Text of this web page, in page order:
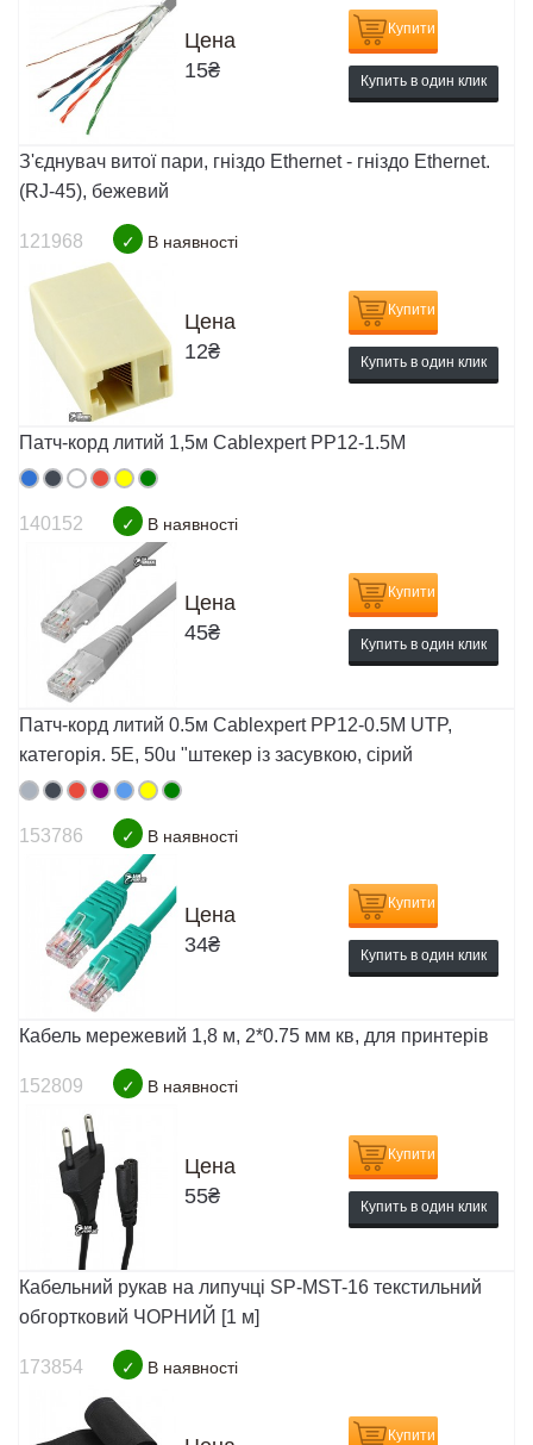
Цена
15₴
Купити
Купить в один клик
З'єднувач витої пари, гніздо Ethernet - гніздо Ethernet.
(RJ-45), бежевий
121968 ✓ В наявності
Цена
12₴
Купити
Купить в один клик
Патч-корд литий 1,5м Cablexpert PP12-1.5M
140152 ✓ В наявності
Цена
45₴
Купити
Купить в один клик
Патч-корд литий 0.5м Cablexpert PP12-0.5M UTP,
категорія. 5E, 50u "штекер із засувкою, сірий
153786 ✓ В наявності
Цена
34₴
Купити
Купить в один клик
Кабель мережевий 1,8 м, 2*0.75 мм кв, для принтерів
152809 ✓ В наявності
Цена
55₴
Купити
Купить в один клик
Кабельний рукав на липучці SP-MST-16 текстильний
обгортковий ЧОРНИЙ [1 м]
173854 ✓ В наявності
Купити